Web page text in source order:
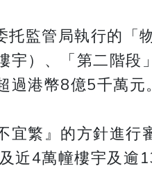
監管局執行的「
宇）、「第二階段
港幣8億5千萬元。
宜繁』的方針進行
近4萬幢樓宇及逾